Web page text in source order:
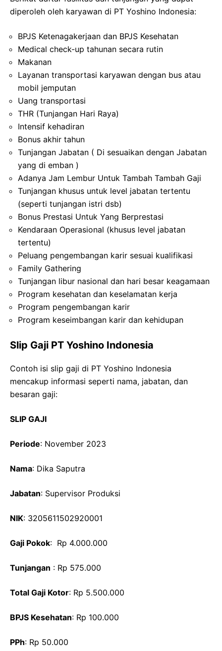
diperoleh oleh karyawan di PT Yoshino Indonesia:
BPJS Ketenagakerjaan dan BPJS Kesehatan
Medical check-up tahunan secara rutin
Makanan
Layanan transportasi karyawan dengan bus atau
mobil jemputan
Uang transportasi
THR (Tunjangan Hari Raya)
Intensif kehadiran
Bonus akhir tahun
Tunjangan Jabatan ( Di sesuaikan dengan Jabatan
yang di emban )
Adanya Jam Lembur Untuk Tambah Tambah Gaji
Tunjangan khusus untuk level jabatan tertentu
(seperti tunjangan istri dsb)
Bonus Prestasi Untuk Yang Berprestasi
Kendaraan Operasional (khusus level jabatan
tertentu)
Peluang pengembangan karir sesuai kualifikasi
Family Gathering
Tunjangan libur nasional dan hari besar keagamaan
Program kesehatan dan keselamatan kerja
Program pengembangan karir
Program keseimbangan karir dan kehidupan
Slip Gaji PT Yoshino Indonesia
Contoh isi slip gaji di PT Yoshino Indonesia
mencakup informasi seperti nama, jabatan, dan
besaran gaji:
SLIP GAJI
Periode: November 2023
Nama: Dika Saputra
Jabatan: Supervisor Produksi
NIK: 3205611502920001
Gaji Pokok: Rp 4.000.000
Tunjangan : Rp 575.000
Total Gaji Kotor: Rp 5.500.000
BPJS Kesehatan: Rp 100.000
PPh: Rp 50.000